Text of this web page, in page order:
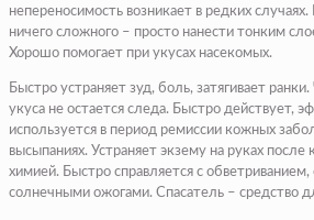
непереносимость возникает в редких
ничего сложного – просто нанести тонким
Хорошо помогает при укусах насекомых.
Быстро устраняет зуд, боль, затягивает
укуса не остается следа. Быстро действует,
используется в период ремиссии кожных
высыпаниях. Устраняет экзему на руках после
химией. Быстро справляется с
солнечными ожогами. Спасатель – средство